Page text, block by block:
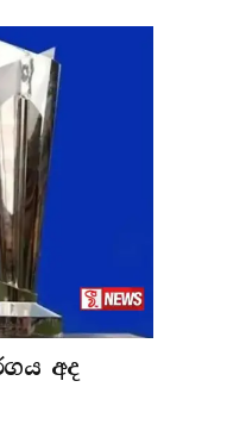
අද